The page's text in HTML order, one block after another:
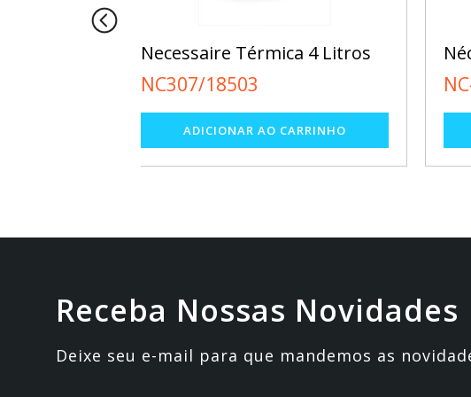
Nécessaire Poliéster
NC-019155
Receba Nossas Novidades
Deixe seu e-mail para que mandemos as